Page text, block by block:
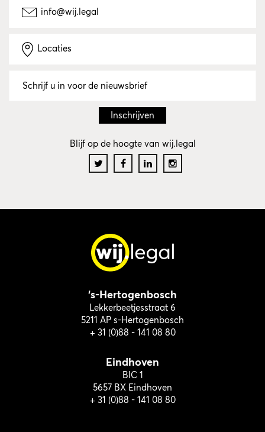
info@wij.legal
Locaties
Blijf op de hoogte van wij.legal
‘s-Hertogenbosch
Lekkerbeetjesstraat 6
5211 AP s-Hertogenbosch
+ 31 (0)88 - 141 08 80
Eindhoven
BIC 1
5657 BX Eindhoven
+ 31 (0)88 - 141 08 80